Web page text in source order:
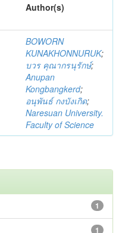
Author(s)
BOWORN
KUNAKHONNURUK;
บวร คุณากรนุรักษ์;
Anupan
Kongbangkerd;
อนุพันธ์ กงบังเกิด;
Naresuan University.
Faculty of Science
1
1